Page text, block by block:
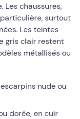
Les chaussures,
surtout
Les teintes
gris clair restent
métallisés ou
nude ou
dorée, en cuir